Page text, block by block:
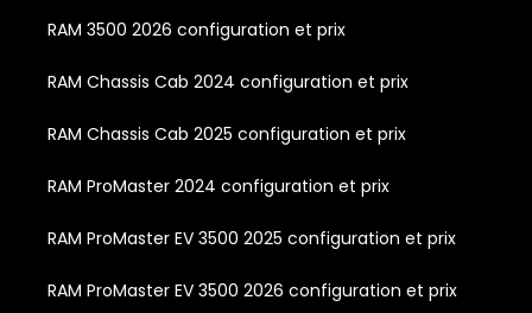
RAM 3500 2026 configuration et prix
RAM Chassis Cab 2024 configuration et prix
RAM Chassis Cab 2025 configuration et prix
RAM ProMaster 2024 configuration et prix
RAM ProMaster EV 3500 2025 configuration et prix
RAM ProMaster EV 3500 2026 configuration et prix